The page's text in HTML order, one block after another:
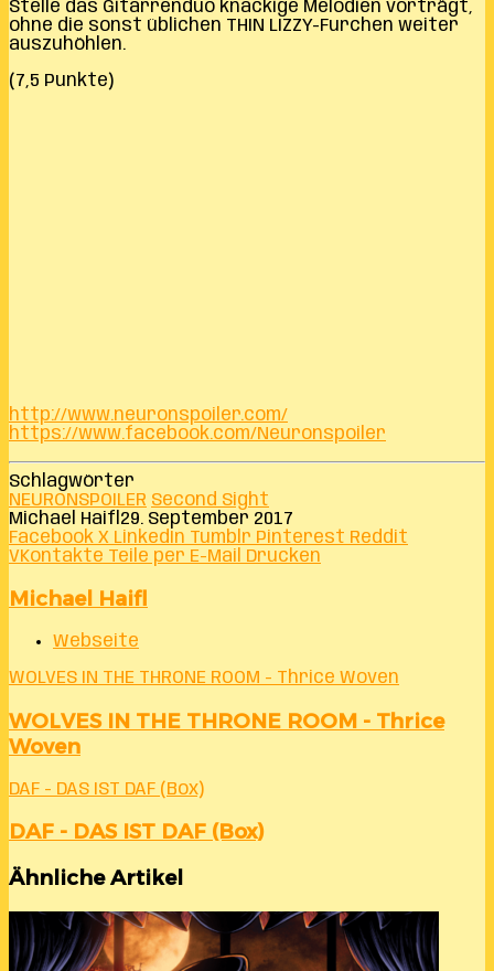
Stelle das Gitarrenduo knackige Melodien vorträgt,
ohne die sonst üblichen THIN LIZZY-Furchen weiter
auszuhöhlen.
(7,5 Punkte)
http://www.neuronspoiler.com/
https://www.facebook.com/Neuronspoiler
Schlagwörter
NEURONSPOILER Second Sight
Michael Haifl 29. September 2017
Facebook X LinkedIn Tumblr Pinterest Reddit
VKontakte Teile per E-Mail Drucken
Michael Haifl
Webseite
WOLVES IN THE THRONE ROOM - Thrice Woven
WOLVES IN THE THRONE ROOM - Thrice
Woven
DAF - DAS IST DAF (Box)
DAF - DAS IST DAF (Box)
Ähnliche Artikel